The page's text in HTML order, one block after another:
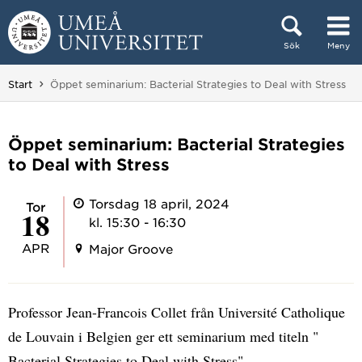
Hoppa direkt till innehållet
Sök Meny
Huvudmenyn dold.
Start Du är här:
Öppet seminarium: Bacterial Strategies to Deal with Stress
Öppet seminarium: Bacterial Strategies
to Deal with Stress
tor
18
APR
Torsdag 18 april, 2024
kl. 15:30 - 16:30
Major Groove
Professor Jean-Francois Collet från Université Catholique
de Louvain i Belgien ger ett seminarium med titeln "